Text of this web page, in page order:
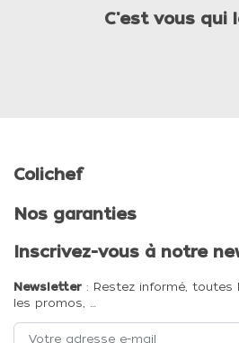
C'est vous qui
Colichef
Nos garanties
Inscrivez-vous à notre
Newsletter : Restez informé, toutes
les promos, …